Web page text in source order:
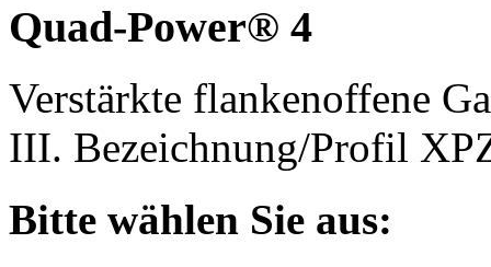
Quad-Power® 4
Verstärkte flankenoffene
III. Bezeichnung/Profil
Bitte wählen Sie aus: